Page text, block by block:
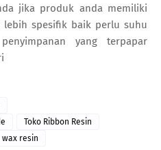
jika produk anda memiliki
lebih spesifik baik perlu suhu
yang terpapar
Toko Ribbon Resin
resin